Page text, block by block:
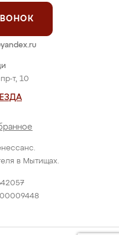
в Мытищах.
т, 10